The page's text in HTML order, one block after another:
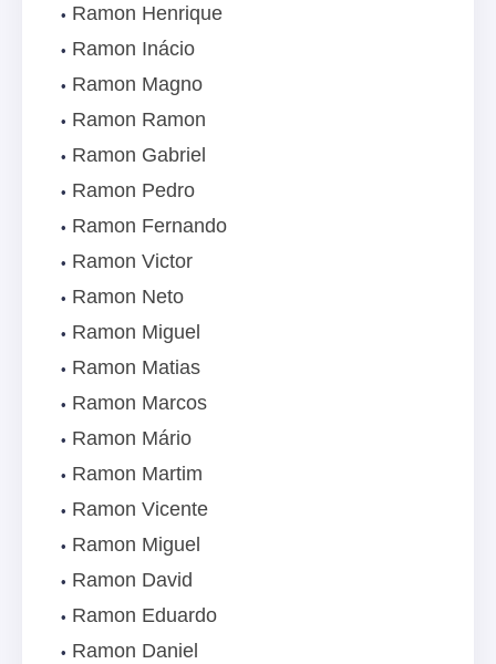
Ramon Henrique
Ramon Inácio
Ramon Magno
Ramon Ramon
Ramon Gabriel
Ramon Pedro
Ramon Fernando
Ramon Victor
Ramon Neto
Ramon Miguel
Ramon Matias
Ramon Marcos
Ramon Mário
Ramon Martim
Ramon Vicente
Ramon Miguel
Ramon David
Ramon Eduardo
Ramon Daniel